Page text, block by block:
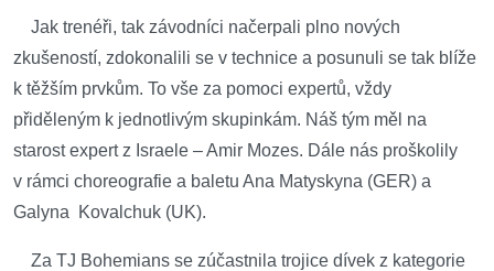
Jak trenéři, tak závodníci načerpali plno nových
zkušeností, zdokonalili se v technice a posunuli se tak blíže
k těžším prvkům. To vše za pomoci expertů, vždy
přiděleným k jednotlivým skupinkám. Náš tým měl na
starost expert z Israele – Amir Mozes. Dále nás proškolily
v rámci choreografie a baletu Ana Matyskyna (GER) a
Galyna Kovalchuk (UK).
Za TJ Bohemians se zúčastnila trojice dívek z kategorie